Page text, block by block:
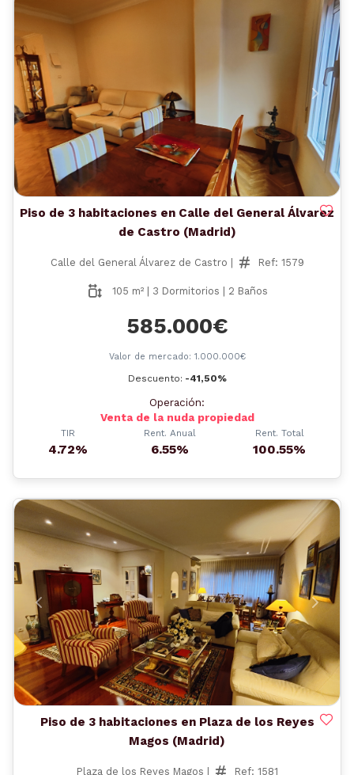
Anterior
Piso de 3 habitaciones en Calle del General Álvarez
de Castro (Madrid)
Calle del General Álvarez de Castro | Ref: 1579
105 m² | 3 Dormitorios | 2 Baños
585.000€
Valor de mercado: 1.000.000€
Descuento: -41,50%
Operación:
Venta de la nuda propiedad
TIR
4.72%
Rent. Anual
6.55%
Rent. Total
100.55%
Anterior
Piso de 3 habitaciones en Plaza de los Reyes
Magos (Madrid)
Plaza de los Reyes Magos | Ref: 1581